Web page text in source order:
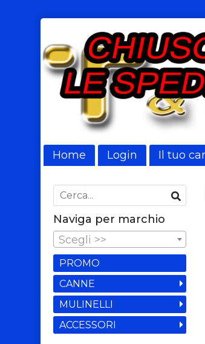
Home Login Il tuo
Naviga per marchio
Scegli >>
PROMO
CANNE
MULINELLI
ACCESSORI